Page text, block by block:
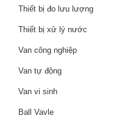
Thiết bị đo lưu lượng
Thiết bị xử lý nước
Van công nghiệp
Van tự động
Van vi sinh
Ball Vavle